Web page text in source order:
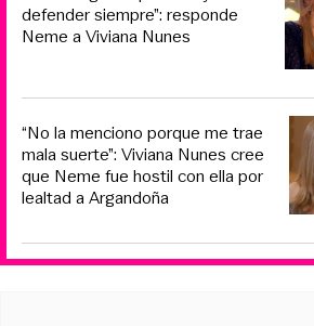
defender siempre”: responde
Neme a Viviana Nunes
“No la menciono porque me trae
mala suerte”: Viviana Nunes cree
que Neme fue hostil con ella por
lealtad a Argandoña